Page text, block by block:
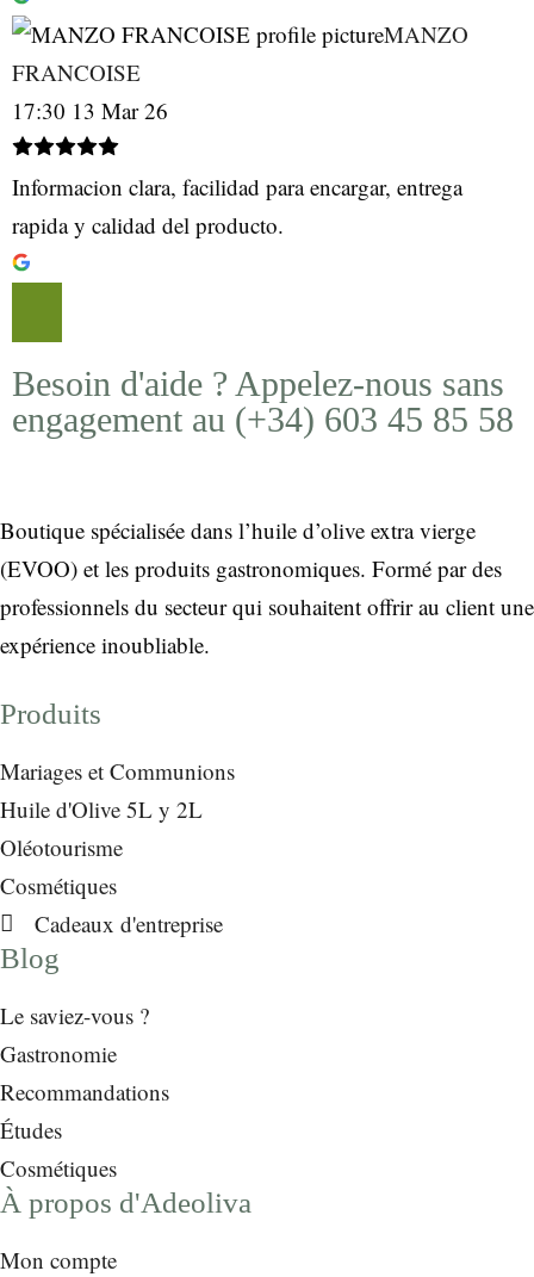
MANZO
FRANCOISE
17:30 13 Mar 26
Informacion clara, facilidad para encargar, entrega
rapida y calidad del producto.
Besoin d'aide ? Appelez-nous sans
engagement au (+34) 603 45 85 58
Boutique spécialisée dans l’huile d’olive extra vierge
(EVOO) et les produits gastronomiques. Formé par des
professionnels du secteur qui souhaitent offrir au client une
expérience inoubliable.
Produits
Mariages et Communions
Huile d'Olive 5L y 2L
Oléotourisme
Cosmétiques
Cadeaux d'entreprise
Blog
Le saviez-vous ?
Gastronomie
Recommandations
Études
Cosmétiques
À propos d'Adeoliva
Mon compte